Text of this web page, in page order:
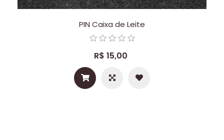
PIN Caixa de Leite
R$ 15,00